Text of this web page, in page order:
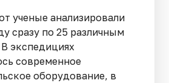
ученые анализировали
сразу по 25 различным
экспедициях
современное
оборудование, в